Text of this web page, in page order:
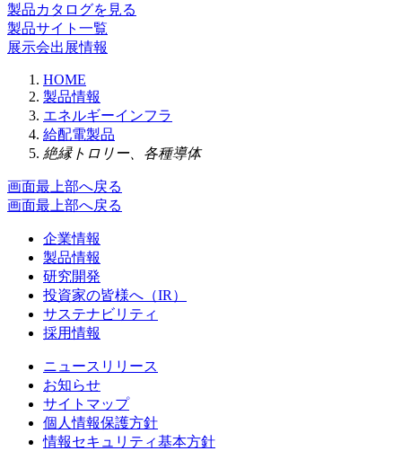
製品カタログを見る
製品サイト一覧
展示会出展情報
HOME
製品情報
エネルギーインフラ
給配電製品
絶縁トロリー、各種導体
画面最上部へ戻る
画面最上部へ戻る
企業情報
製品情報
研究開発
投資家の皆様へ（IR）
サステナビリティ
採用情報
ニュースリリース
お知らせ
サイトマップ
個人情報保護方針
情報セキュリティ基本方針